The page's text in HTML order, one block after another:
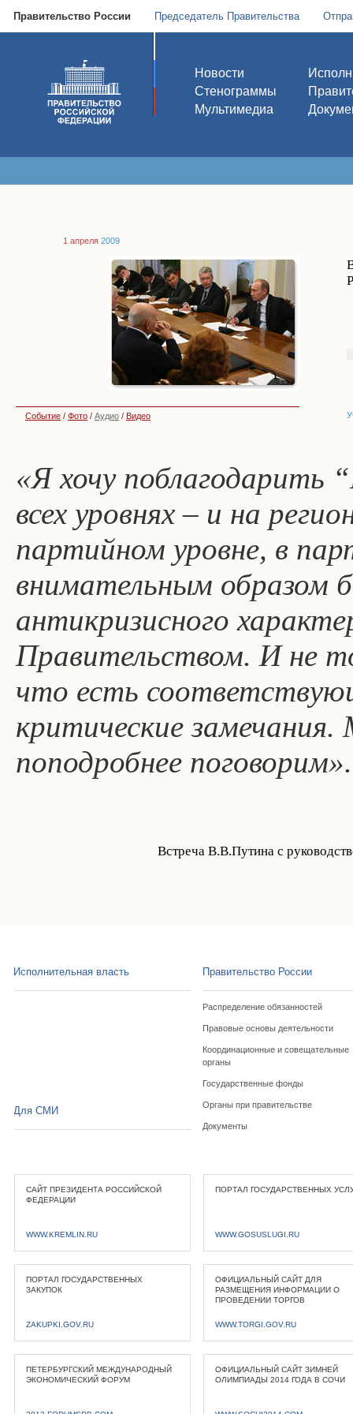
Правительство России Председатель Правительства
Новости
Стенограммы
Мультимедиа
1 апреля 2009
Событие / Фото / Аудио / Видео
«Я хочу поблагодарить
всех уровнях – и на
партийном уровне, в
внимательным образом
антикризисного
Правительством. И не
что есть
критические
поподробнее поговорим».
Встреча В.В.Путина с
Исполнительная власть Правительство России
Распределение обязанностей
Правовые основы деятельности
Координационные и совещательные
органы
Государственные фонды
Органы при правительстве
Документы
Для СМИ
САЙТ ПРЕЗИДЕНТА РОССИЙСКОЙ
ФЕДЕРАЦИИ
WWW.KREMLIN.RU
ПОРТАЛ ГОСУДАРСТВЕННЫХ
WWW.GOSUSLUGI.RU
ПОРТАЛ ГОСУДАРСТВЕННЫХ
ЗАКУПОК
ZAKUPKI.GOV.RU
ОФИЦИАЛЬНЫЙ САЙТ ДЛЯ
РАЗМЕЩЕНИЯ ИНФОРМАЦИИ О
ПРОВЕДЕНИИ ТОРГОВ
WWW.TORGI.GOV.RU
ПЕТЕРБУРГСКИЙ МЕЖДУНАРОДНЫЙ
ЭКОНОМИЧЕСКИЙ ФОРУМ
ОФИЦИАЛЬНЫЙ САЙТ ЗИМНЕЙ
ОЛИМПИАДЫ 2014 ГОДА В СОЧИ